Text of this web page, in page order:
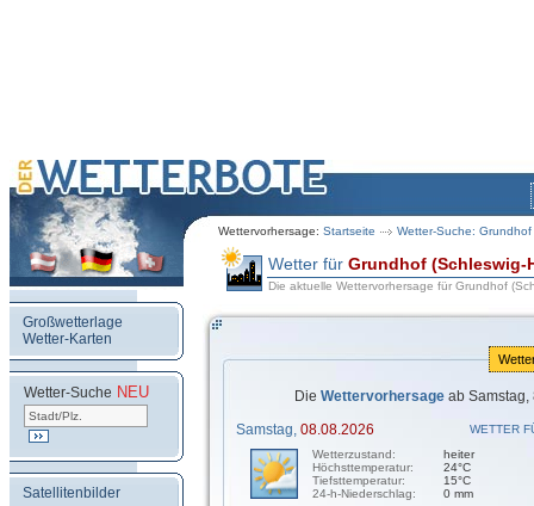
Wettervorhersage: Startseite Wetter-Suche:
Großwetterlage
Wetter-Karten
Wetter-Suche NEU
Satellitenbilder
Wetter für Grundhof (Schleswig-
Die aktuelle Wettervorhersage für Grundhof
Die Wettervorhersage ab Samstag,
Samstag, 08.08.2026
WETTER
Wetterzustand:
Höchsttemperatur:
Tiefsttemperatur:
24-h-Niederschlag:
heiter
24°C
15°C
0 mm